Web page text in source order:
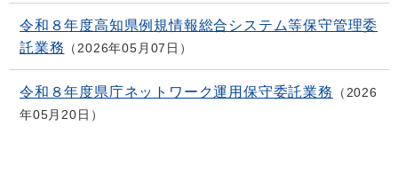
令和８年度高知県例規情報総合システム等保守管理委
託業務
2026年05月07日
令和８年度県庁ネットワーク運用保守委託業務
2026
年05月20日